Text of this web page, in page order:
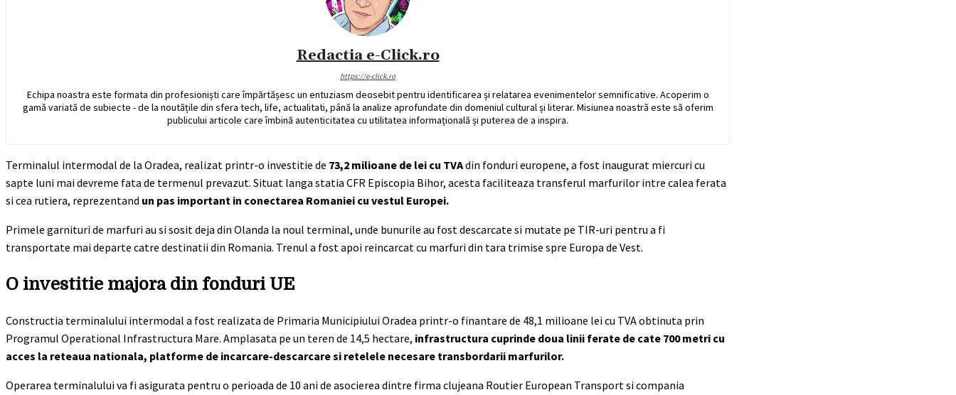
Redactia e-Click.ro
https://e-click.ro
Echipa noastra este formata din profesioniști care împărtășesc un entuziasm deosebit pentru identificarea și relatarea evenimentelor semnificative. Acoperim o
gamă variată de subiecte - de la noutățile din sfera tech, life, actualitati, până la analize aprofundate din domeniul cultural și literar. Misiunea noastră este să oferim
publicului articole care îmbină autenticitatea cu utilitatea informațională și puterea de a inspira.
Terminalul intermodal de la Oradea, realizat printr-o investitie de 73,2 milioane de lei cu TVAdin fonduri europene, a fost inaugurat miercuri cu
sapte luni mai devreme fata de termenul prevazut. Situat langa statia CFR Episcopia Bihor, acesta faciliteaza transferul marfurilor intre calea ferata
si cea rutiera, reprezentand un pas important in conectarea Romaniei cu vestul Europei.
Primele garnituri de marfuri au si sosit deja din Olanda la noul terminal, unde bunurile au fost descarcate si mutate pe TIR-uri pentru a fi
transportate mai departe catre destinatii din Romania. Trenul a fost apoi reincarcat cu marfuri din tara trimise spre Europa de Vest.
O investitie majora din fonduri UE
Constructia terminalului intermodal a fost realizata de Primaria Municipiului Oradea printr-o finantare de 48,1 milioane lei cu TVA obtinuta prin
Programul Operational Infrastructura Mare. Amplasata pe un teren de 14,5 hectare, infrastructura cuprinde doua linii ferate de cate 700 metri cu
acces la reteaua nationala, platforme de incarcare-descarcare si retelele necesare transbordarii marfurilor.
Operarea terminalului va fi asigurata pentru o perioada de 10 ani de asocierea dintre firma clujeana Routier European Transport si compania